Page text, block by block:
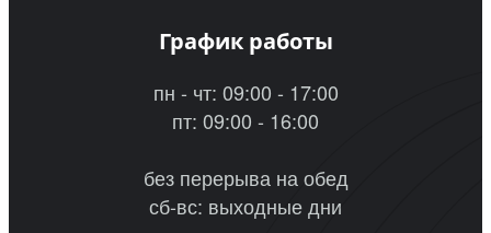
График работы
пн - чт: 09:00 - 17:00
пт: 09:00 - 16:00
без перерыва на обед
сб-вс: выходные дни